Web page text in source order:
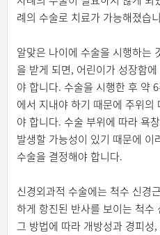
례의 수술로 치료가 가능해졌습
알맞은 나이에 수술을 시행하는
을 받게 되면, 어린이가 성장함
야 합니다. 수술을 시행한 후 약
에서 지내야 하기 때문에 주위의
야 합니다. 수술 부위에 따라 욕
발생할 가능성이 있기 때문에 이
수술을 결정해야 합니다.
신경외과적 수술에는 척수 신경
하게 항진된 반사를 보이는 척수
그 방법에 따라 개방성과 경피성